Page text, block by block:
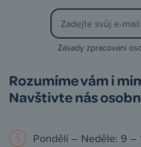
Zásady zpracování
Rozumíme vám i
Navštivte nás
Pondělí – Neděle: 9 –